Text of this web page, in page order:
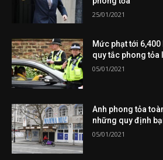
25/01/2021
Mức phạt tới
quy tắc phong tỏa
05/01/2021
Anh phong tỏa
những quy định
05/01/2021